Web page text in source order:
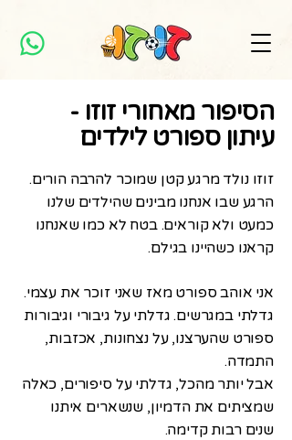
הסיפור מאחורי זוזו -
עיתון ספורט לילדים
זוזו נולד מרגע קטן שמוכר להרבה הורים.
הרגע שבו אנחנו מבינים שהילדים שלנו
כמעט ולא קוראים. בטח לא כמו שאנחנו
קראנו כשהיינו בגילם.
אני אוהב ספורט מאז שאני זוכר את עצמי.
גדלתי במגרשים. גדלתי על גיבורי וגיבורות
ספורט שהערצנו, על נצחונות, אכזבות,
התמדה.
אבל יותר מהכל, גדלתי על סיפורים, כאלה
שמציתים את הדמיון, שנשארים איתנו
שנים רבות קדימה.